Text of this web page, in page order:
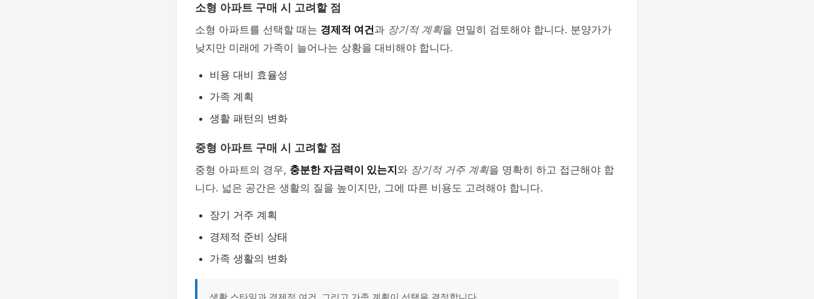
소형 아파트 구매 시 고려할 점
소형 아파트를 선택할 때는 경제적 여건과 장기적 계획을 면밀히 검토해야 합니다. 분양가가
낮지만 미래에 가족이 늘어나는 상황을 대비해야 합니다.
비용 대비 효율성
가족 계획
생활 패턴의 변화
중형 아파트 구매 시 고려할 점
중형 아파트의 경우, 충분한 자금력이 있는지 와 장기적 거주 계획을 명확히 하고 접근해야 합
니다. 넓은 공간은 생활의 질을 높이지만, 그에 따른 비용도 고려해야 합니다.
장기 거주 계획
경제적 준비 상태
가족 생활의 변화